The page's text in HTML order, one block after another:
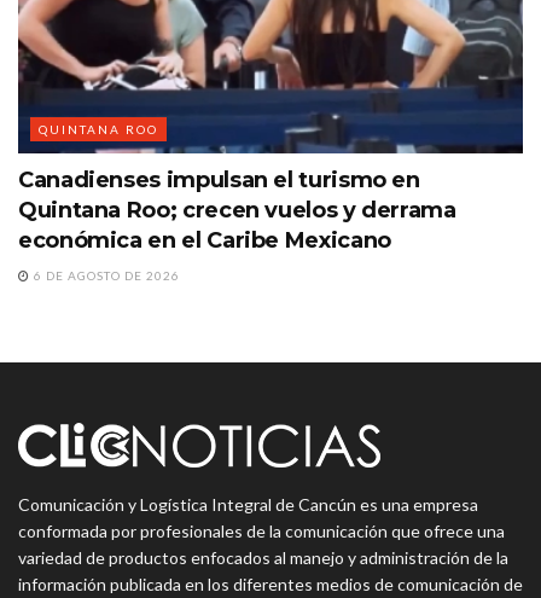
QUINTANA ROO
Canadienses impulsan el turismo en
Quintana Roo; crecen vuelos y derrama
económica en el Caribe Mexicano
6 DE AGOSTO DE 2026
Comunicación y Logística Integral de Cancún es una empresa
conformada por profesionales de la comunicación que ofrece una
variedad de productos enfocados al manejo y administración de la
información publicada en los diferentes medios de comunicación de